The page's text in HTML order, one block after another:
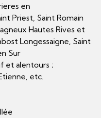
en
Priest, Saint Romain
Hautes Rives et
Longessaigne, Saint
Sur
et alentours ;
etc.